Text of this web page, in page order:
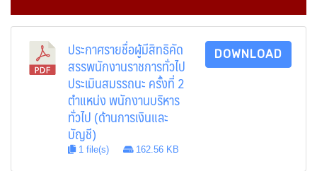
ประกาศรายชื่อผู้มีสิทธิคัด
สรรพนักงานราชการทั่วไป
ประเมินสมรรถนะ ครั้งที่ 2
ตำแหน่ง พนักงานบริหาร
ทั่วไป (ด้านการเงินและ
บัญชี)
1 file(s) 162.56 KB
DOWNLOAD